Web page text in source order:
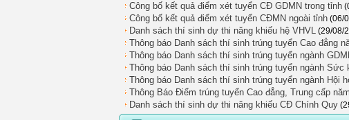
Công bố kết quả điểm xét tuyển CĐ GDMN trong tỉnh
Công bố kết quả điểm xét tuyển CĐMN ngoài tỉnh (06/
Danh sách thí sinh dự thi năng khiếu hệ VHVL (29/08/
Thông báo Danh sách thí sinh trúng tuyển Cao đẳng
Thông báo Danh sách thí sinh trúng tuyển ngành
Thông báo Danh sách thí sinh trúng tuyển ngành Sức
Thông báo Danh sách thí sinh trúng tuyển ngành Hội
Thông Báo Điểm trúng tuyển Cao đẳng, Trung cấp
Danh sách thí sinh dự thi năng khiếu CĐ Chính Quy